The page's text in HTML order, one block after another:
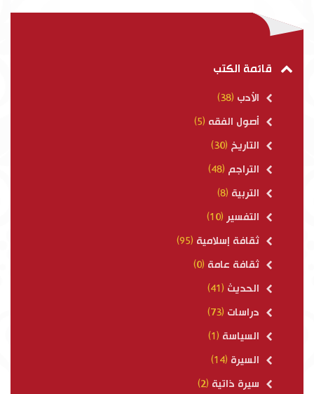
قائمة الكتب
الأدب (38)
أصول الفقه (5)
التاريخ (30)
التراجم (48)
التربية (8)
التفسير (10)
ثقافة إسلامية (95)
ثقافة عامة (0)
الحديث (41)
دراسات (73)
السياسة (1)
السيرة (14)
سيرة ذاتية (2)